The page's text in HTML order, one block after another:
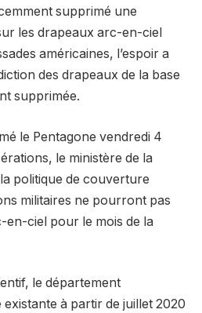
supprimé une
les drapeaux arc-en-ciel
américaines, l’espoir a
des drapeaux de la base
supprimée.
le Pentagone vendredi 4
le ministère de la
politique de couverture
militaires ne pourront pas
ciel pour le mois de la
le département
à partir de juillet 2020